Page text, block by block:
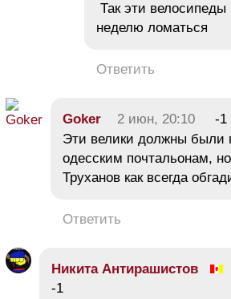
Так эти
неделю ломаться
Ответить
Goker 2 июн, 20:10
-1
Эти велики должны были
одесским почтальонам,
Труханов как всегда
Ответить
Никита Антирашистов
-1